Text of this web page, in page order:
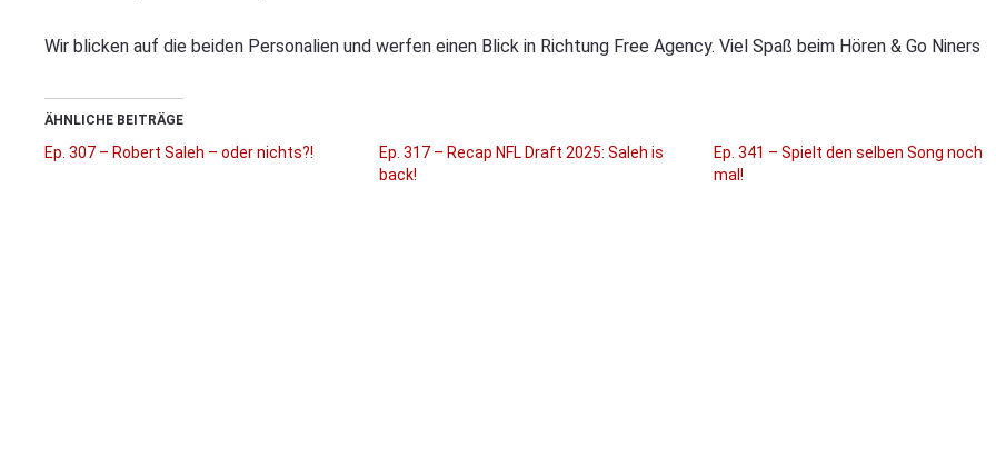
Wir blicken auf die beiden Personalien und werfen einen Blick in Richtung Free Agency. Viel Spaß beim Hören & Go Niners
ÄHNLICHE BEITRÄGE
Ep. 307 – Robert Saleh – oder nichts?!
Ep. 317 – Recap NFL Draft 2025: Saleh is
back!
Ep. 341 – Spielt den selben Song noch
mal!